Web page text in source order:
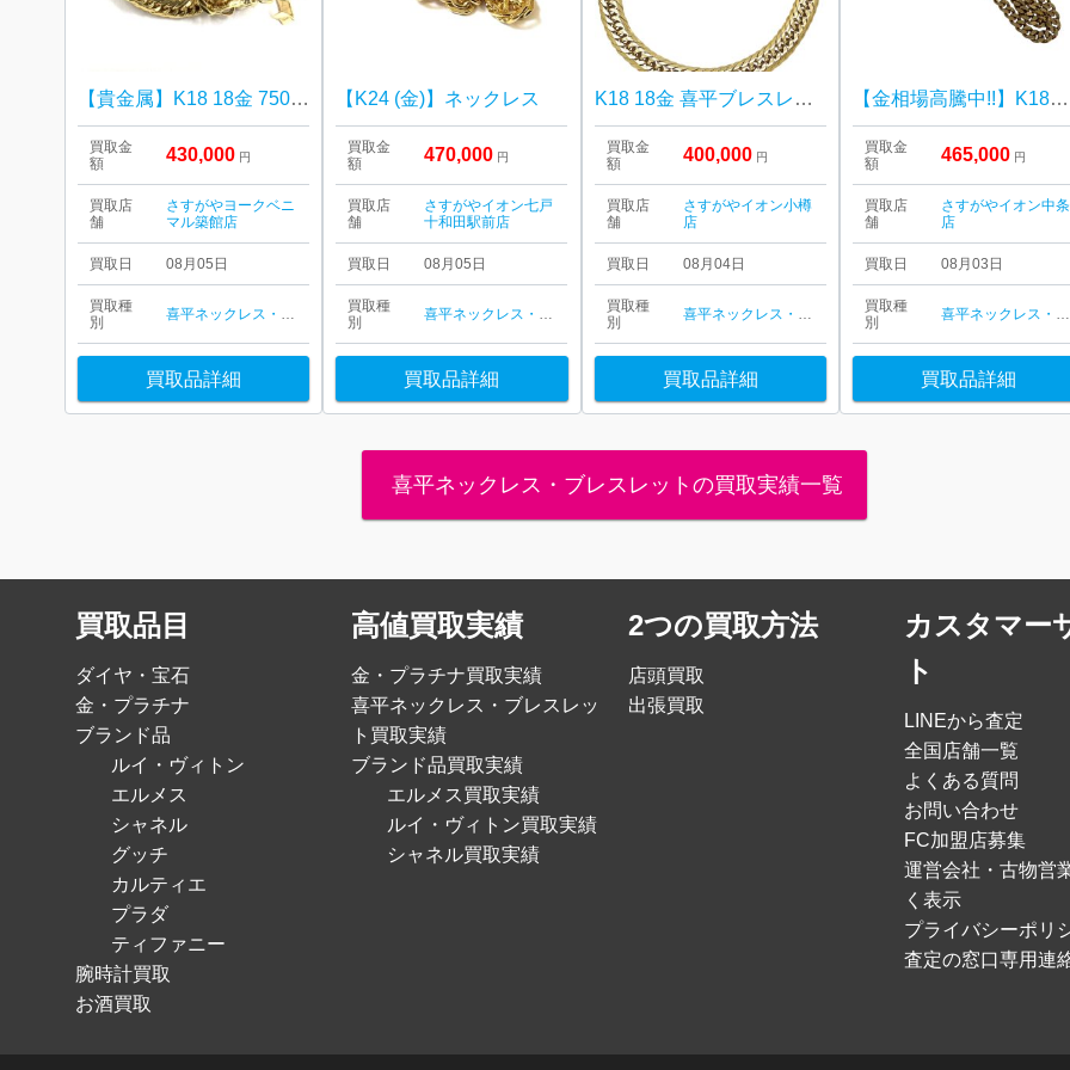
【貴金属】K18 18金 750 ネックレス ジュエリー アクセサリー
買取金
額
430,000 円
買取店
舗
さすがやヨークベニ
マル築館店
買取日 08月05日
買取種
別
喜平ネックレス・ブレスレット
買取品詳細
【K24 (金)】ネックレス
買取金
額
470,000 円
買取店
舗
さすがやイオン七戸
十和田駅前店
買取日 08月05日
買取種
別
喜平ネックレス・ブレスレット
買取品詳細
K18 18金 喜平ブレスレット
買取金
額
400,000 円
買取店
舗
さすがやイオン小樽
店
買取日 08月04日
買取種
別
喜平ネックレス・ブレスレット
買取品詳細
【金相場高騰中!!】K18 18金 喜平ネックレス
買取金
額
465,000 円
買取店
舗
さすがやイオン中条
店
買取日 08月03日
買取種
別
喜平ネックレス・ブレスレット
買取品詳細
喜平ネックレス・ブレスレットの買取実績一覧
買取品目
ダイヤ・宝石
金・プラチナ
ブランド品
ルイ・ヴィトン
エルメス
シャネル
グッチ
カルティエ
プラダ
ティファニー
腕時計買取
お酒買取
高値買取実績
金・プラチナ買取実績
喜平ネックレス・ブレスレッ
ト買取実績
ブランド品買取実績
エルメス買取実績
ルイ・ヴィトン買取実績
シャネル買取実績
2つの買取方法
店頭買取
出張買取
カスタマー
ト
LINEから査定
全国店舗一覧
よくある質問
お問い合わせ
FC加盟店募集
運営会社・古物営
く表示
プライバシーポリ
査定の窓口専用連